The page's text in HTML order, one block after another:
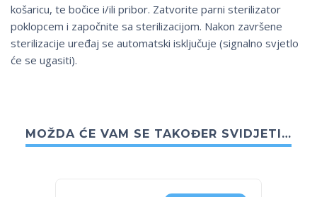
košaricu, te bočice i/ili pribor. Zatvorite parni sterilizator
poklopcem i započnite sa sterilizacijom. Nakon završene
sterilizacije uređaj se automatski isključuje (signalno svjetlo
će se ugasiti).
MOŽDA ĆE VAM SE TAKOĐER SVIDJETI…